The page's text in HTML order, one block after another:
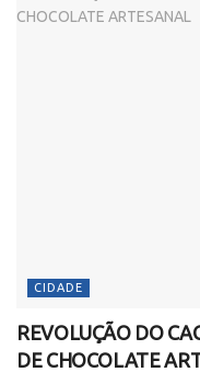
CIDADE
REVOLUÇÃO DO
DE CHOCOLATE